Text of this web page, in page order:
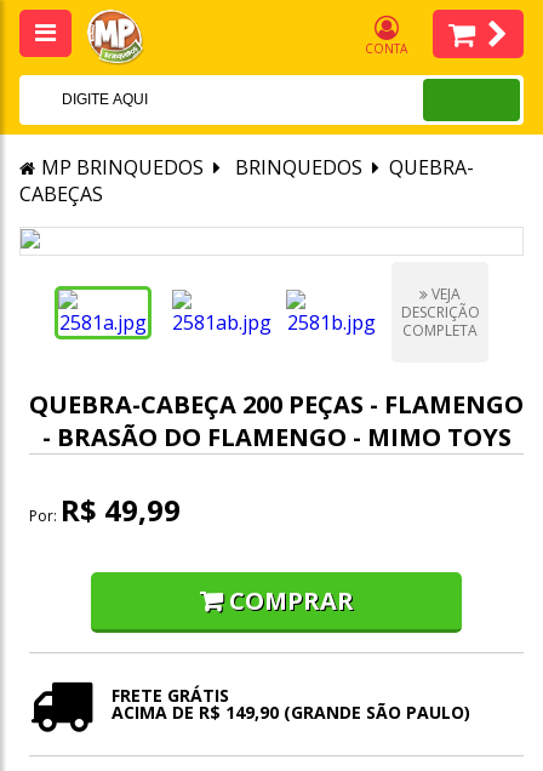
CONTA
MP BRINQUEDOS BRINQUEDOS
QUEBRA-
CABEÇAS
VEJA
DESCRIÇÃO
COMPLETA
QUEBRA-CABEÇA 200 PEÇAS - FLAMENGO
- BRASÃO DO FLAMENGO - MIMO TOYS
Por: R$ 49,99
COMPRAR
FRETE GRÁTIS
ACIMA DE R$ 149,90 (GRANDE SÃO PAULO)